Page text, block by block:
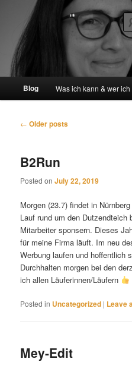
primary
content
secondary
contentmey-edit
Leontine Mey Diplom Editorin
Blog Was ich kann & wer ich
Post
← Older posts
B2Run
Posted onJuly 22, 2019
Morgen (23.7) findet in
Lauf rund um den Dutzendteich
Mitarbeiter sponsern. Dieses
für meine Firma läuft. Im neu
Werbung laufen und hoffentlich
Durchhalten morgen bei den
ich allen Läuferinnen/Läufern
Posted in Uncategorized | Leave
Mey-Edit